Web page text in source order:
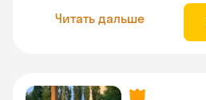
Читать дальше